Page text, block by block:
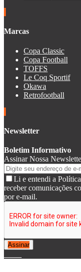
Marcas
Copa Classic
Copa Football
TOFFS
Le Coq Sportif
Okawa
Retrofootball
Newsletter
Boletim Informativo
Assinar Nossa
Li e entendi a
receber comunicações
por e-mail.
Assinar